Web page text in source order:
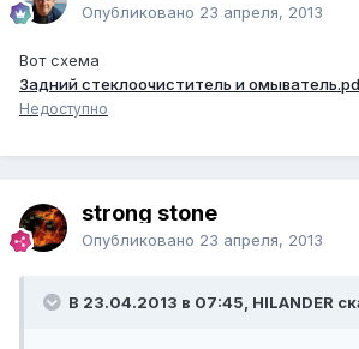
Опубликовано 23 апреля, 2013
Вот схема
Задний стеклоочиститель и
Недоступно
strong stone
Опубликовано 23 апреля, 2013
В 23.04.2013 в 07:45, HILANDER